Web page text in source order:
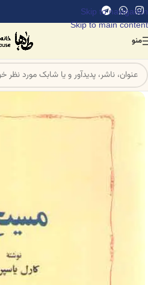
Skip to navigation
Skip to main content
منو